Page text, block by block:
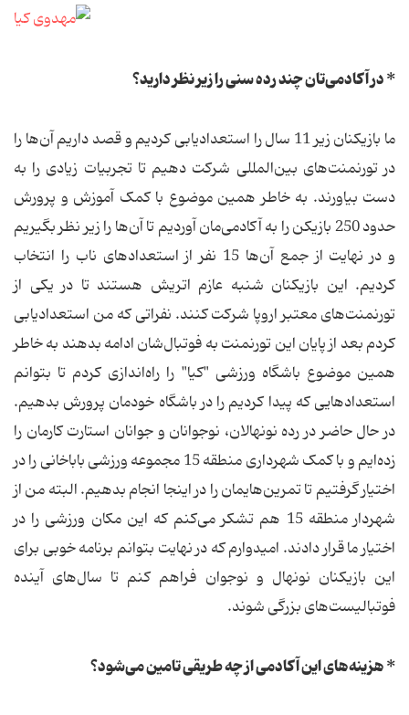
* در آکادمی‌تان چند رده سنی را زیر نظر دارید؟
ما بازیکنان زیر 11 سال را استعدادیابی کردیم و قصد داریم آن‌ها را
در تورنمنت‌های بین‌المللی شرکت دهیم تا تجربیات زیادی را به
دست بیاورند. به خاطر همین موضوع با کمک آموزش و پرورش
حدود 250 بازیکن را به آکادمی‌مان آوردیم تا آن‌ها را زیر نظر بگیریم
و در نهایت از جمع آن‌ها 15 نفر از استعدادهای ناب را انتخاب
کردیم. این بازیکنان شنبه عازم اتریش هستند تا در یکی از
تورنمنت‌های معتبر اروپا شرکت کنند. نفراتی که من استعدادیابی
کردم بعد از پایان این تورنمنت به فوتبال‌شان ادامه بدهند به خاطر
همین موضوع باشگاه ورزشی "کیا" را راه‌اندازی کردم تا بتوانم
استعدادهایی که پیدا کردیم را در باشگاه خودمان پرورش بدهیم.
در حال حاضر در رده نونهالان، نوجوانان و جوانان استارت کارمان را
زده‌ایم و با کمک شهرداری منطقه 15 مجموعه ورزشی باباخانی را در
اختیار گرفتیم تا تمرین‌هایمان را در اینجا انجام بدهیم. البته من از
شهردار منطقه 15 هم تشکر می‌کنم که این مکان ورزشی را در
اختیار ما قرار دادند. امیدوارم که در نهایت بتوانم برنامه خوبی برای
این بازیکنان نونهال و نوجوان فراهم کنم تا سال‌های آینده
فوتبالیست‌های بزرگی شوند.
* هزینه‌های این آکادمی از چه طریقی تامین می‌شود؟